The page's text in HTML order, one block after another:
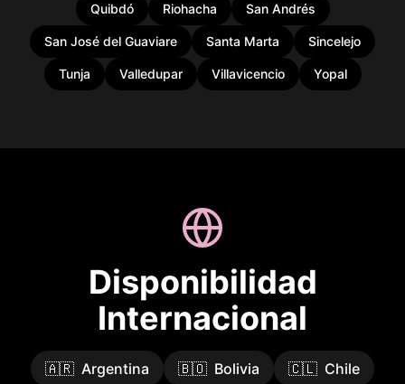
Quibdó Riohacha San Andrés
San José del Guaviare Santa Marta Sincelejo
Tunja Valledupar Villavicencio Yopal
Disponibilidad
Internacional
🇦🇷 Argentina 🇧🇴 Bolivia 🇨🇱 Chile